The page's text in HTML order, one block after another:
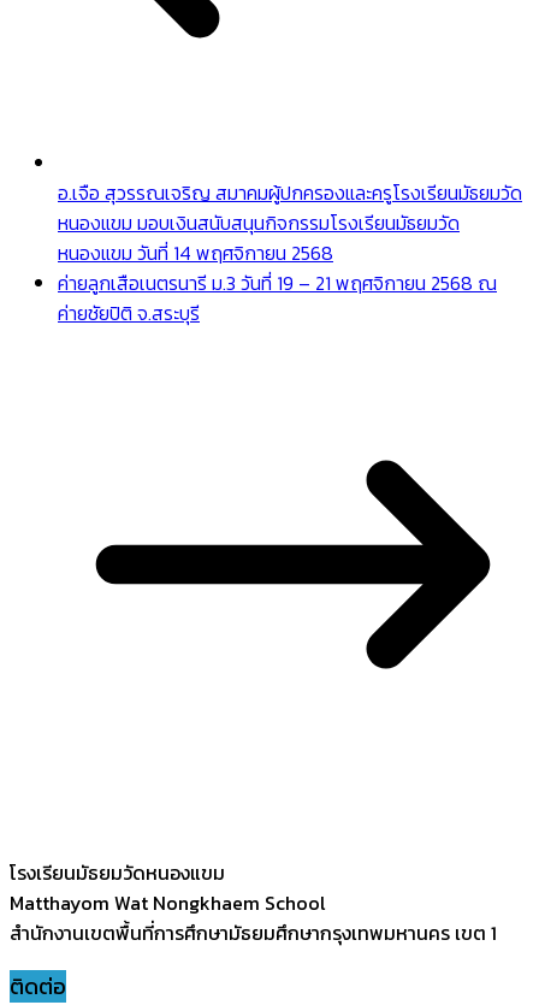
อ.เจือ สุวรรณเจริญ สมาคมผู้ปกครองและครูโรงเรียนมัธยมวัด
หนองแขม มอบเงินสนับสนุนกิจกรรมโรงเรียนมัธยมวัด
หนองแขม วันที่ 14 พฤศจิกายน 2568
ค่ายลูกเสือเนตรนารี ม.3 วันที่ 19 – 21 พฤศจิกายน 2568 ณ
ค่ายชัยปิติ จ.สระบุรี
โรงเรียนมัธยมวัดหนองแขม
Matthayom Wat Nongkhaem School
สำนักงานเขตพื้นที่การศึกษามัธยมศึกษากรุงเทพมหานคร เขต 1
ติดต่อ